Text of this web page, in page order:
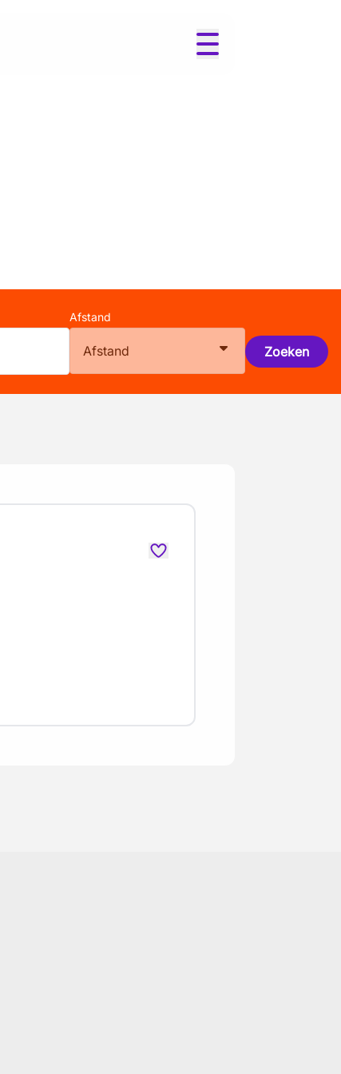
Afstand
Afstand Zoeken